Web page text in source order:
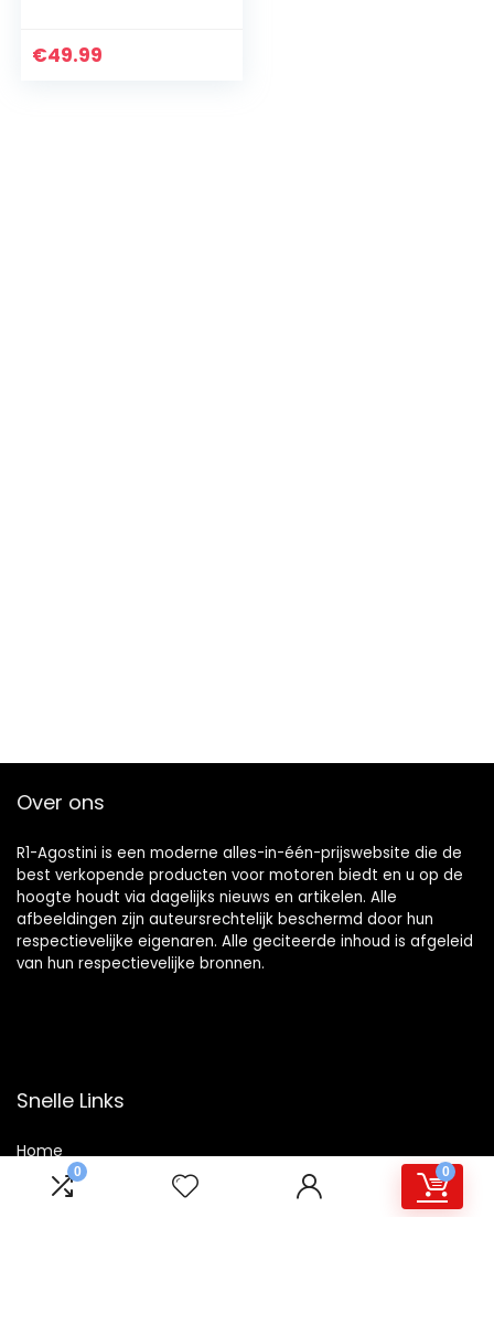
0 0
Auto 12v 24v
€49.99
Over ons
R1-Agostini is een moderne alles-in-één-prijswebsite die de
best verkopende producten voor motoren biedt en u op de
hoogte houdt via dagelijks nieuws en artikelen. Alle
afbeeldingen zijn auteursrechtelijk beschermd door hun
respectievelijke eigenaren. Alle geciteerde inhoud is afgeleid
van hun respectievelijke bronnen.
Snelle Links
Home
Winkel